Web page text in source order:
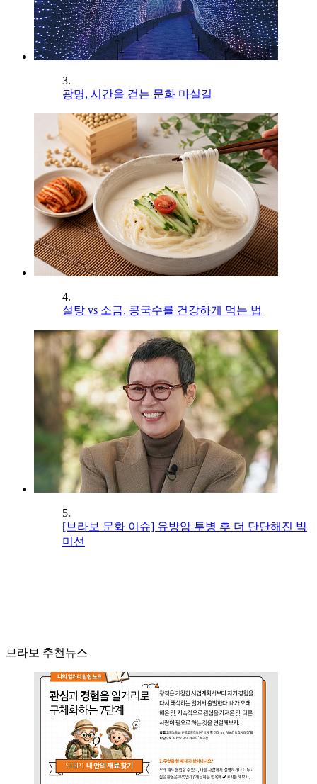
3.
광명, 시간을 걷는 문화 마실길
4.
설탕 vs 소금, 콩국수를 건강하게 먹는 법
5.
[브라보 문화 이슈] 유방암 투병 후 더 단단해진 박
미선
브라보 추천뉴스